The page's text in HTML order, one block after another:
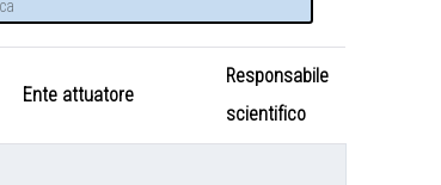
Ente attuatore
Responsabile
scientifico